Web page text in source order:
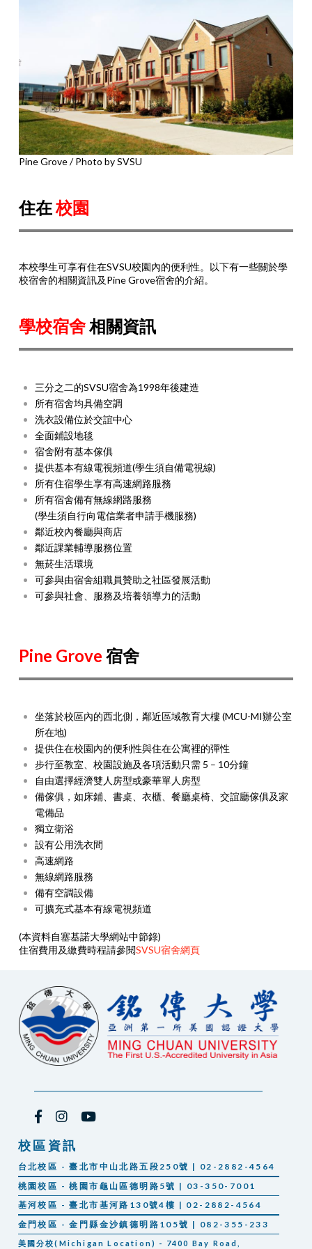
Pine Grove / Photo by SVSU
住在校園
本校學生可享有住在SVSU校園內的便利性。以下有一些關於學
校宿舍的相關資訊及Pine Grove宿舍的介紹。
學校宿舍相關資訊
三分之二的SVSU宿舍為1998年後建造
所有宿舍均具備空調
洗衣設備位於交誼中心
全面鋪設地毯
宿舍附有基本傢俱
提供基本有線電視頻道(學生須自備電視線)
所有住宿學生享有高速網路服務
所有宿舍備有無線網路服務
(學生須自行向電信業者申請手機服務)
鄰近校內餐廳與商店
鄰近課業輔導服務位置
無菸生活環境
可參與由宿舍組職員贊助之社區發展活動
可參與社會、服務及培養領導力的活動
Pine Grove 宿舍
坐落於校區內的西北側，鄰近區域教育大樓 (MCU-MI辦公室
所在地)
提供住在校園內的便利性與住在公寓裡的彈性
步行至教室、校園設施及各項活動只需 5 – 10分鐘
自由選擇經濟雙人房型或豪華單人房型
備傢俱，如床鋪、書桌、衣櫃、餐廳桌椅、交誼廳傢俱及家
電備品
獨立衛浴
設有公用洗衣間
高速網路
無線網路服務
備有空調設備
可擴充式基本有線電視頻道
(本資料自塞基諾大學網站中節錄)
住宿費用及繳費時程請參閱SVSU宿舍網頁
校區資訊
台北校區 - 臺北市中山北路五段250號 | 02-2882-4564
桃園校區 - 桃園市龜山區德明路5號 | 03-350-7001
基河校區 - 臺北市基河路130號4樓 | 02-2882-4564
金門校區 - 金門縣金沙鎮德明路105號 | 082-355-233
美國分校(Michigan Location) - 7400 Bay Road,